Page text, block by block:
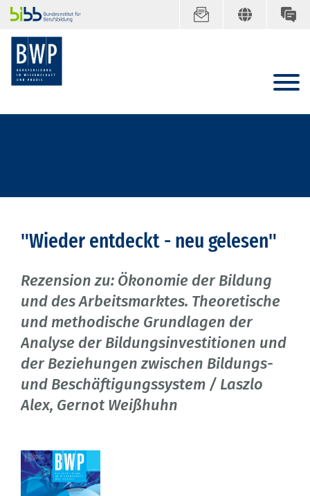
"Wieder entdeckt - neu gelesen"
Rezension zu: Ökonomie der Bildung
und des Arbeitsmarktes. Theoretische
und methodische Grundlagen der
Analyse der Bildungsinvestitionen und
der Beziehungen zwischen Bildungs-
und Beschäftigungssystem / Laszlo
Alex, Gernot Weißhuhn